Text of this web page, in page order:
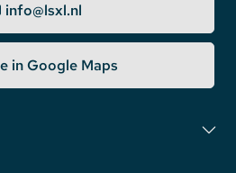
info@lsxl.nl
in Google Maps